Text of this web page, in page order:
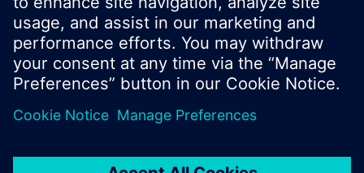
© Siemens Switzerland Ltd. 2018
Le portefeuille des produits peut varier en
Conditions d'utilisation